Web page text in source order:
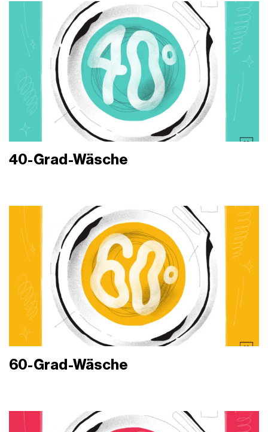
40-Grad-Wäsche
60-Grad-Wäsche